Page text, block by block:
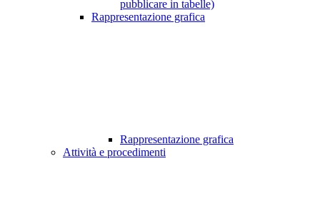
pubblicare in tabelle)
Rappresentazione grafica
Rappresentazione grafica
Attività e procedimenti